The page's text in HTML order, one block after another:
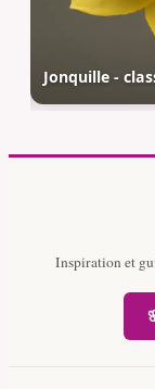
Jonquille -
Inspiration et